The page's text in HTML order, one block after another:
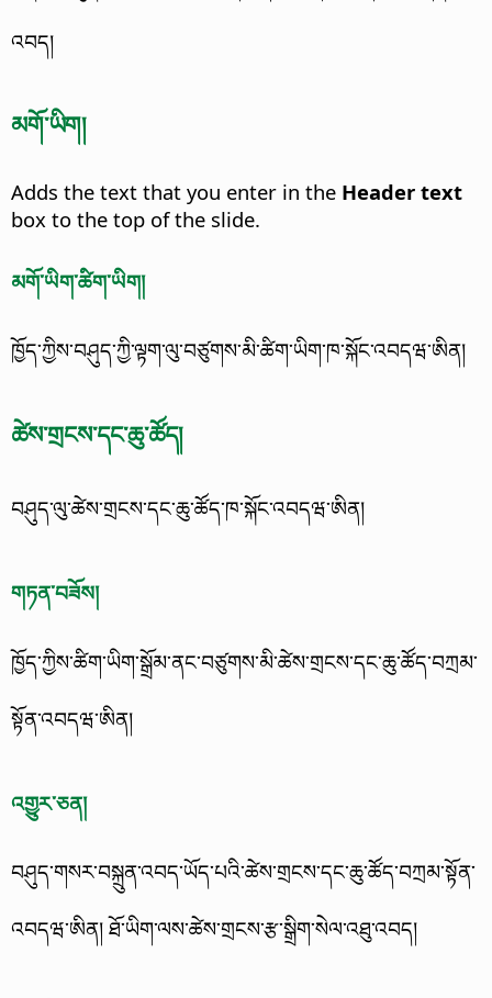
འབད།
མགོ་ཡིག།
Adds the text that you enter in the Header text
box to the top of the slide.
མགོ་ཡིག་ཚིག་ཡིག།
ཁྱོད་ཀྱིས་བཤུད་ཀྱི་ལྟག་ལུ་བཙུགས་མི་ཚིག་ཡིག་ཁ་སྐོང་འབདཝ་ཨིན།
ཚེས་གྲངས་དང་ཆུ་ཚོད།
བཤུད་ལུ་ཚེས་གྲངས་དང་ཆུ་ཚོད་ཁ་སྐོང་འབདཝ་ཨིན།
གཏན་བཟོས།
ཁྱོད་ཀྱིས་ཚིག་ཡིག་སྒྲོམ་ནང་བཙུགས་མི་ཚེས་གྲངས་དང་ཆུ་ཚོད་བཀྲམ་
སྟོན་འབདཝ་ཨིན།
འགྱུར་ཅན།
བཤུད་གསར་བསྐྲུན་འབད་ཡོད་པའི་ཚེས་གྲངས་དང་ཆུ་ཚོད་བཀྲམ་སྟོན་
འབདཝ་ཨིན། ཐོ་ཡིག་ལས་ཚེས་གྲངས་རྩ་སྒྲིག་སེལ་འཐུ་འབད།